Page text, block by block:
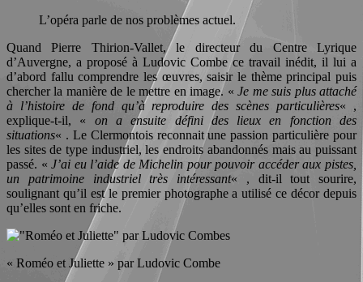
L’opéra parle de nos problèmes actuel.
Quand Pierre Thirion-Vallet, le directeur du Centre Lyrique
d’Auvergne, a proposé à Ludovic Combe ce travail inédit, il lui a
d’abord fallu comprendre les œuvres, saisir le thème principal puis
chercher la manière de le mettre en image. «Je me suis plus attaché
à l’histoire de fond qu’à reproduire des scènes particulières« ,
explique-t-il, « on a ensuite défini des lieux en fonction des
situations« . Le Clermontois reconnait une passion particulière pour
les sites de type industriel, les endroits abandonnés mais au puissant
passé. «J’ai eu l’aide de Michelin pour pouvoir accéder aux pistes,
un patrimoine industriel très intéressant« , dit-il tout sourire,
soulignant qu’il est le premier photographe a utilisé ce décor depuis
qu’elles sont en friche.
« Roméo et Juliette » par Ludovic Combe